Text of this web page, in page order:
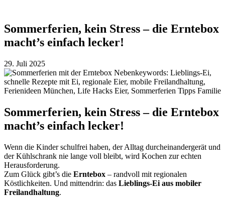
Sommerferien, kein Stress – die Erntebox
macht’s einfach lecker!
29. Juli 2025
Sommerferien, kein Stress – die Erntebox
macht’s einfach lecker!
Wenn die Kinder schulfrei haben, der Alltag durcheinandergerät und
der Kühlschrank nie lange voll bleibt, wird Kochen zur echten
Herausforderung.
Zum Glück gibt’s die Erntebox – randvoll mit regionalen
Köstlichkeiten. Und mittendrin: das Lieblings-Ei aus mobiler
Freilandhaltung.